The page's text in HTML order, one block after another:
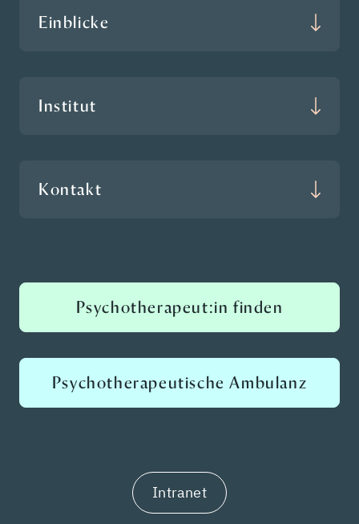
Einblicke
Institut
Kontakt
Psychotherapeut:in finden
Psychotherapeutische Ambulanz
Intranet